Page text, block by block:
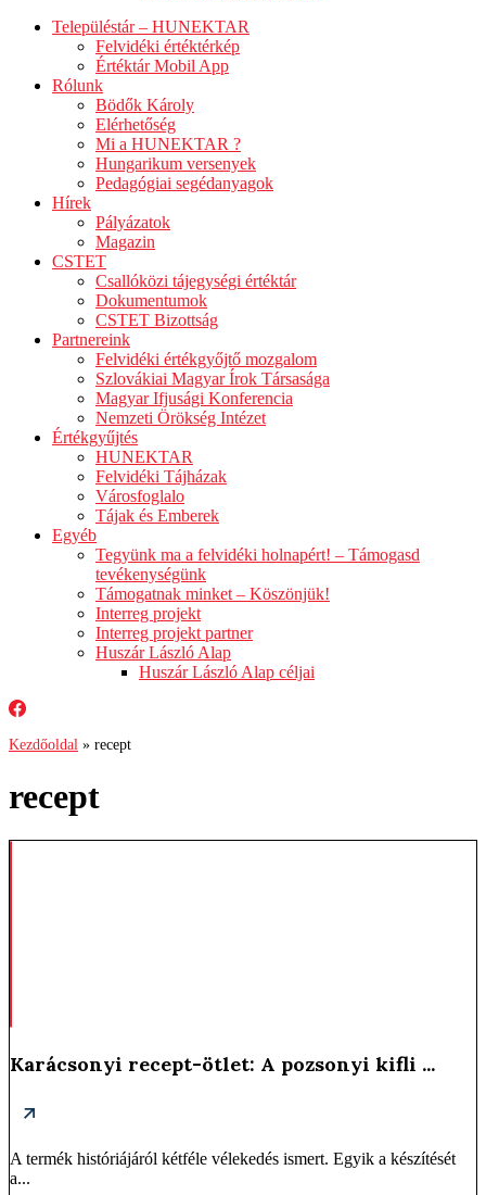
Településtár – HUNEKTAR
Felvidéki értéktérkép
Értéktár Mobil App
Rólunk
Bödők Károly
Elérhetőség
Mi a HUNEKTAR ?
Hungarikum versenyek
Pedagógiai segédanyagok
Hírek
Pályázatok
Magazin
CSTET
Csallóközi tájegységi értéktár
Dokumentumok
CSTET Bizottság
Partnereink
Felvidéki értékgyőjtő mozgalom
Szlovákiai Magyar Írok Társasága
Magyar Ifjusági Konferencia
Nemzeti Örökség Intézet
Értékgyűjtés
HUNEKTAR
Felvidéki Tájházak
Városfoglalo
Tájak és Emberek
Egyéb
Tegyünk ma a felvidéki holnapért! – Támogasd
tevékenységünk
Támogatnak minket – Köszönjük!
Interreg projekt
Interreg projekt partner
Huszár László Alap
Huszár László Alap céljai
Kezdőoldal » recept
recept
Karácsonyi recept-ötlet: A pozsonyi kifli ...
A termék históriájáról kétféle vélekedés ismert. Egyik a készítését
a...